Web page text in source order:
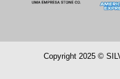
Copyright 2025 ©